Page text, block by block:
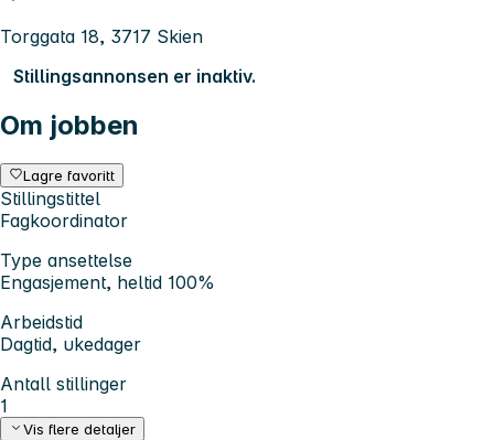
Torggata 18, 3717 Skien
Stillingsannonsen er inaktiv.
Om jobben
Lagre favoritt
Stillingstittel
Fagkoordinator
Type ansettelse
Engasjement, heltid 100%
Arbeidstid
Dagtid, ukedager
Antall stillinger
1
Vis flere detaljer